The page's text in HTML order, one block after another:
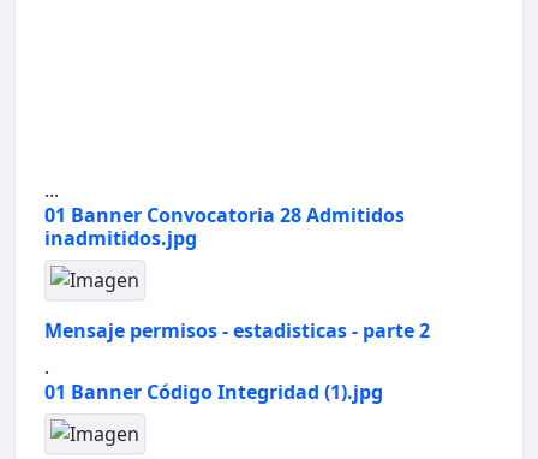
...
01 Banner Convocatoria 28 Admitidos
inadmitidos.jpg
Mensaje permisos - estadisticas - parte 2
.
01 Banner Código Integridad (1).jpg